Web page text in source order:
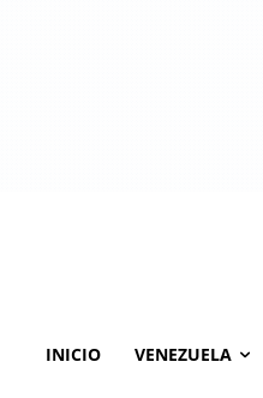
INICIO VENEZUELA